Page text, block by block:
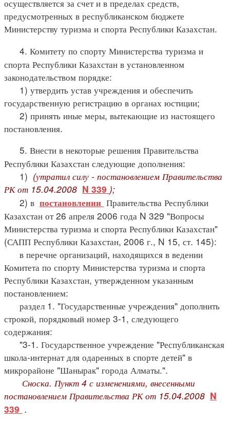
осуществляется за счет и в пределах средств,
предусмотренных в республиканском бюджете
Министерству туризма и спорта Республики Казахстан.
4. Комитету по спорту Министерства туризма и
спорта Республики Казахстан в установленном
законодательством порядке:
1) утвердить устав учреждения и обеспечить
государственную регистрацию в органах юстиции;
2) принять иные меры, вытекающие из настоящего
постановления.
5. Внести в некоторые решения Правительства
Республики Казахстан следующие дополнения:
1) (утратил силу - постановлением Правительства
РК от 15.04.2008 N 339 );
2) в постановлении Правительства Республики
Казахстан от 26 апреля 2006 года N 329 "Вопросы
Министерства туризма и спорта Республики Казахстан"
(САПП Республики Казахстан, 2006 г., N 15, ст. 145):
в перечне организаций, находящихся в ведении
Комитета по спорту Министерства туризма и спорта
Республики Казахстан, утвержденном указанным
постановлением:
раздел 1. "Государственные учреждения" дополнить
строкой, порядковый номер 3-1, следующего
содержания:
"3-1. Государственное учреждение "Республиканская
школа-интернат для одаренных в спорте детей" в
микрорайоне "Шанырак" города Алматы.".
Сноска. Пункт 4 с изменениями, внесенными
постановлением Правительства РК от 15.04.2008 N
339 .